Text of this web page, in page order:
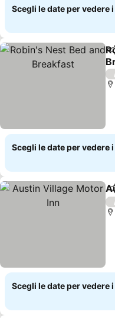
Scegli le date per vedere
Scegli le date per vedere
Scegli le date per vedere